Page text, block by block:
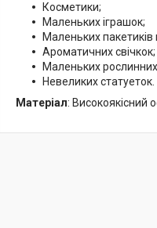
Косметики;
Маленьких іграшок;
Маленьких пакетиків
Ароматичних свічкок;
Маленьких рослинних
Невеликих статуеток.
Матеріал: Високоякісний